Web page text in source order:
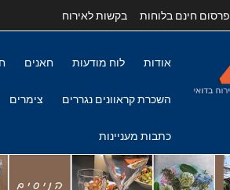
פרסום חינם בלוחות בקשות לאירוח
אודות לוח מודעות חאנים
השכרת קראוונים נגררים צימרים
כתבות מעניינות